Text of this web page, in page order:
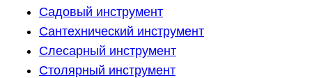
Садовый инструмент
Сантехнический инструмент
Слесарный инструмент
Столярный инструмент